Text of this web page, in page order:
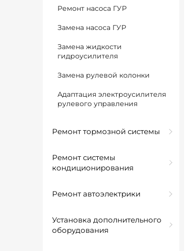
Ремонт насоса ГУР
Замена насоса ГУР
Замена жидкости
гидроусилителя
Замена рулевой колонки
Адаптация электроусилителя
рулевого управления
Ремонт тормозной системы
Ремонт системы
кондиционирования
Ремонт автоэлектрики
Установка дополнительного
оборудования